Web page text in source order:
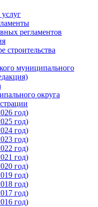
регламентов
строительства
муниципального
округа
год)
год)
год)
год)
год)
год)
год)
год)
год)
год)
год)